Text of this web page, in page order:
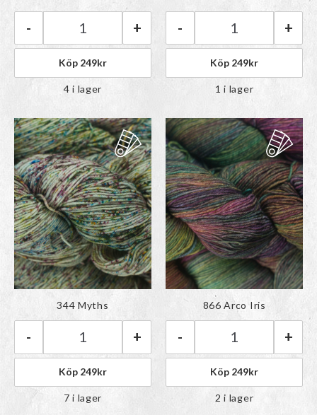
paletten
Malabrigo Ultimate Sock | 737 Patrick mängd
- +
Köp 249kr
4 i lager
paletten
Malabrigo
- +
Köp 249kr
1 i lager
Färgen har lagts till i
paletten
Malabrigo Ultimate Sock | 344 Myths mängd
- +
344 Myths
Köp 249kr
7 i lager
Färgen har lagts till i
paletten
Malabrigo
- +
866 Arco Iris
Köp 249kr
2 i lager